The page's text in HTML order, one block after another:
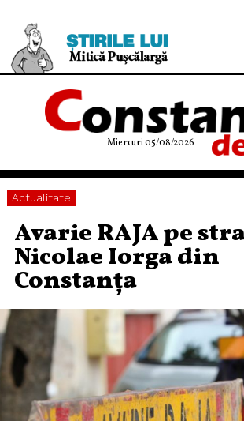
Miercuri 05/08/2026
Actualitate
Avarie RAJA pe
Nicolae Iorga din
Constanța